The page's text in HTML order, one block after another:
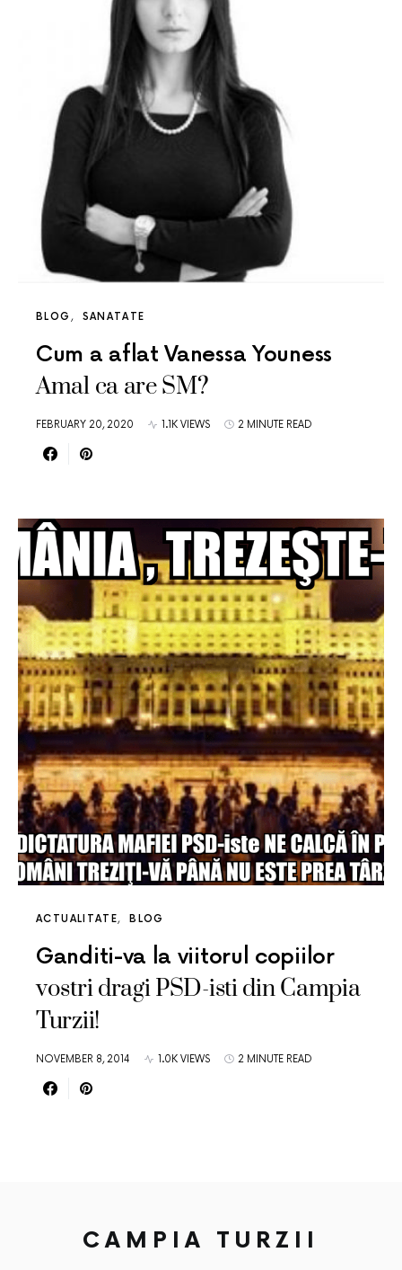
BLOG SANATATE
Cum a aflat Vanessa Youness
Amal ca are SM?
FEBRUARY 20, 2020 1.1K VIEWS 2 MINUTE READ
ACTUALITATE BLOG
Ganditi-va la viitorul copiilor
vostri dragi PSD-isti din Campia
Turzii!
NOVEMBER 8, 2014 1.0K VIEWS 2 MINUTE READ
CAMPIA TURZII